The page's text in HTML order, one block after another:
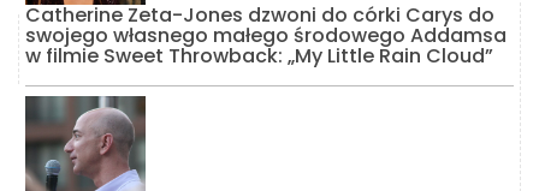
Catherine Zeta-Jones dzwoni do córki Carys do
swojego własnego małego środowego Addamsa
w filmie Sweet Throwback: „My Little Rain Cloud”